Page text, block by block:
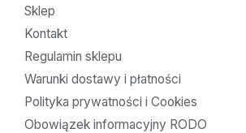
Sklep
Kontakt
Regulamin sklepu
Warunki dostawy i płatności
Polityka prywatności i Cookies
Obowiązek informacyjny RODO